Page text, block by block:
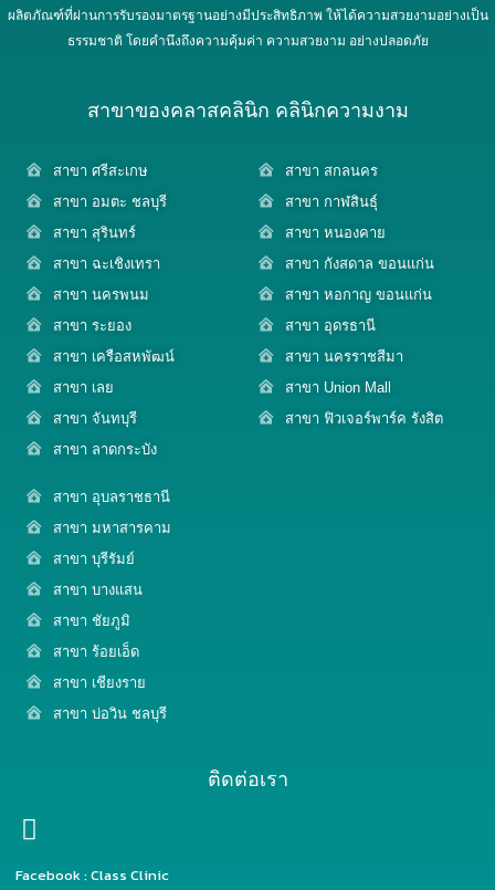
ผลิตภัณฑ์ที่ผ่านการรับรองมาตรฐานอย่างมีประสิทธิภาพ ให้ได้ความสวยงามอย่างเป็น
ธรรมชาติ โดยคำนึงถึงความคุ้มค่า ความสวยงาม อย่างปลอดภัย
สาขาของคลาสคลินิก คลินิกความงาม
สาขา ศรีสะเกษ
สาขา อมตะ ชลบุรี
สาขา สุรินทร์
สาขา ฉะเชิงเทรา
สาขา นครพนม
สาขา ระยอง
สาขา เครือสหพัฒน์
สาขา เลย
สาขา จันทบุรี
สาขา ลาดกระบัง
สาขา สกลนคร
สาขา กาฬสินธุ์
สาขา หนองคาย
สาขา กังสดาล ขอนแก่น
สาขา หอกาญ ขอนแก่น
สาขา อุดรธานี
สาขา นครราชสีมา
สาขา Union Mall
สาขา ฟิวเจอร์พาร์ค รังสิต
สาขา อุบลราชธานี
สาขา มหาสารคาม
สาขา บุรีรัมย์
สาขา บางแสน
สาขา ชัยภูมิ
สาขา ร้อยเอ็ด
สาขา เชียงราย
สาขา บ่อวิน ชลบุรี
ติดต่อเรา
Facebook : Class Clinic